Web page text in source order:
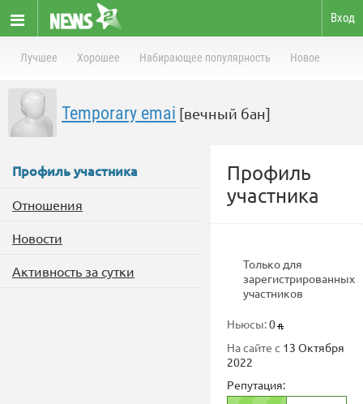
Вход
Лучшее Хорошее Набирающее популярность Новое
Temporary emai [вечный бан]
Профиль участника
Отношения
Новости
Активность за сутки
Профиль
участника
Только для
зарегистрированных
участников
Ньюсы:0
На сайте с 13 Октября
2022
Репутация: